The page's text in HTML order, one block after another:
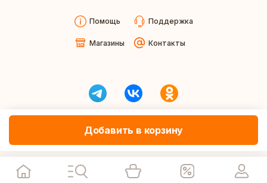
Добавить в корзину
Помощь Поддержка
Магазины Контакты